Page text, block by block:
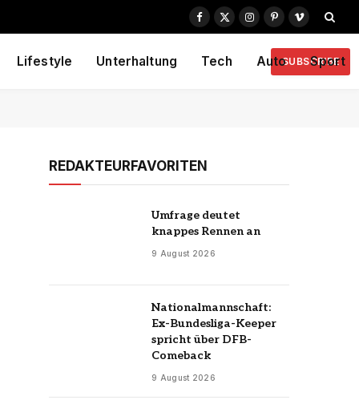
Facebook
X
Instagram
PinterestVimeo
Lifestyle Unterhaltung Tech Auto Sport
SUBSCRIBE
REDAKTEURFAVORITEN
Umfrage deutet
knappes Rennen an
9 August 2026
Nationalmannschaft:
Ex-Bundesliga-Keeper
spricht über DFB-
Comeback
9 August 2026